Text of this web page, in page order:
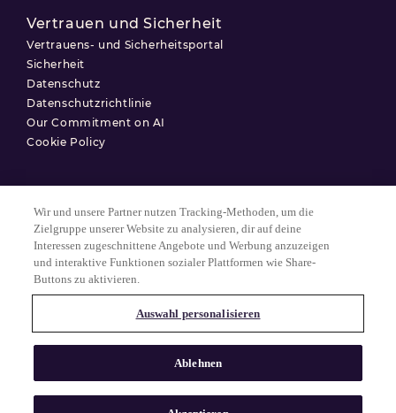
Vertrauen und Sicherheit
Vertrauens- und Sicherheitsportal
Sicherheit
Datenschutz
Datenschutzrichtlinie
Our Commitment on AI
Cookie Policy
© 2025 Match Group.
Nutzungsbedingungen
Datenschutzerklärung
Alle Rechte vorbehalten. MATCH GROUP, das MG-Logo und der MG-
Faden mit blauem Farbverlauf sind Marken der Match Group
Americas, LLC. Alle anderen Marken sind Eigentum ihrer jeweiligen
Wir und unsere Partner nutzen Tracking-Methoden, um die
Zielgruppe unserer Website zu analysieren, dir auf deine
Interessen zugeschnittene Angebote und Werbung anzuzeigen
und interaktive Funktionen sozialer Plattformen wie Share-
Buttons zu aktivieren.
Auswahl personalisieren
Ablehnen